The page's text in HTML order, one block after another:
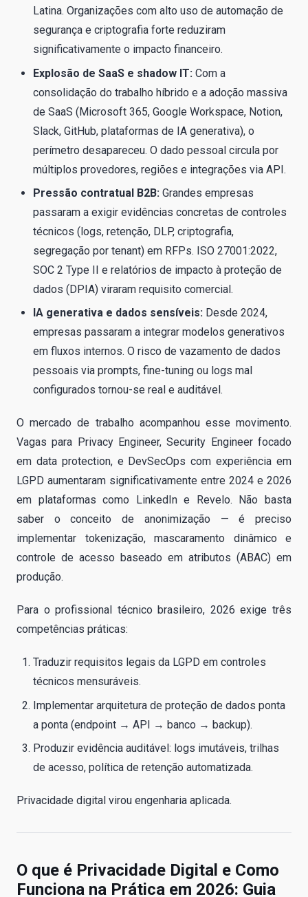
Latina. Organizações com alto uso de automação de
segurança e criptografia forte reduziram
significativamente o impacto financeiro.
Explosão de SaaS e shadow IT: Com a
consolidação do trabalho híbrido e a adoção massiva
de SaaS (Microsoft 365, Google Workspace, Notion,
Slack, GitHub, plataformas de IA generativa), o
perímetro desapareceu. O dado pessoal circula por
múltiplos provedores, regiões e integrações via API.
Pressão contratual B2B: Grandes empresas
passaram a exigir evidências concretas de controles
técnicos (logs, retenção, DLP, criptografia,
segregação por tenant) em RFPs. ISO 27001:2022,
SOC 2 Type II e relatórios de impacto à proteção de
dados (DPIA) viraram requisito comercial.
IA generativa e dados sensíveis: Desde 2024,
empresas passaram a integrar modelos generativos
em fluxos internos. O risco de vazamento de dados
pessoais via prompts, fine-tuning ou logs mal
configurados tornou-se real e auditável.
O mercado de trabalho acompanhou esse movimento.
Vagas para Privacy Engineer, Security Engineer focado
em data protection, e DevSecOps com experiência em
LGPD aumentaram significativamente entre 2024 e 2026
em plataformas como LinkedIn e Revelo. Não basta
saber o conceito de anonimização — é preciso
implementar tokenização, mascaramento dinâmico e
controle de acesso baseado em atributos (ABAC) em
produção.
Para o profissional técnico brasileiro, 2026 exige três
competências práticas:
Traduzir requisitos legais da LGPD em controles
técnicos mensuráveis.
Implementar arquitetura de proteção de dados ponta
a ponta (endpoint → API → banco → backup).
Produzir evidência auditável: logs imutáveis, trilhas
de acesso, política de retenção automatizada.
Privacidade digital virou engenharia aplicada.
O que é Privacidade Digital e Como
Funciona na Prática em 2026: Guia